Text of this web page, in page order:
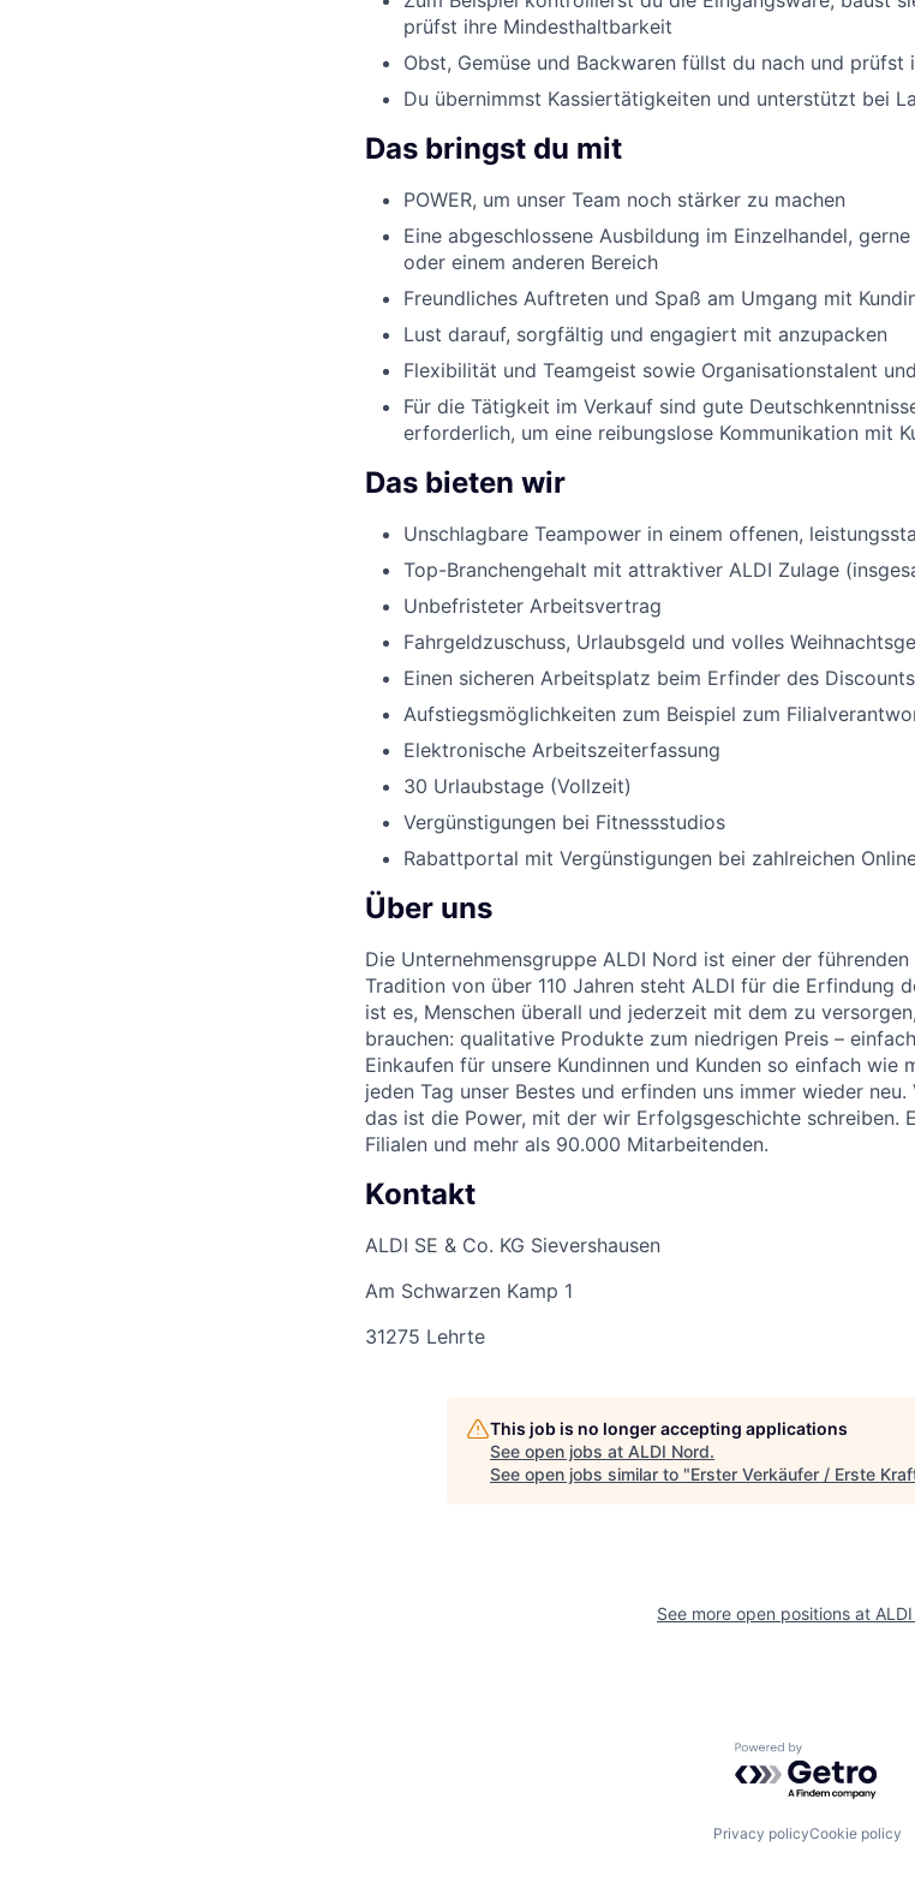
prüfst ihre Mindesthaltbarkeit
Obst, Gemüse und Backwaren füllst du nach und prüfst
Du übernimmst Kassiertätigkeiten und unterstützt bei
Das bringst du mit
POWER, um unser Team noch stärker zu machen
Eine abgeschlossene Ausbildung im Einzelhandel,
oder einem anderen Bereich
Freundliches Auftreten und Spaß am Umgang mit
Lust darauf, sorgfältig und engagiert mit anzupacken
Flexibilität und Teamgeist sowie Organisationstalent
Für die Tätigkeit im Verkauf sind gute
erforderlich, um eine reibungslose Kommunikation mit
Das bieten wir
Unschlagbare Teampower in einem offenen,
Top-Branchengehalt mit attraktiver ALDI Zulage
Unbefristeter Arbeitsvertrag
Fahrgeldzuschuss, Urlaubsgeld und volles
Einen sicheren Arbeitsplatz beim Erfinder des Discounts
Aufstiegsmöglichkeiten zum Beispiel zum
Elektronische Arbeitszeiterfassung
30 Urlaubstage (Vollzeit)
Vergünstigungen bei Fitnessstudios
Rabattportal mit Vergünstigungen bei zahlreichen
Über uns
Die Unternehmensgruppe ALDI Nord ist einer der
Tradition von über 110 Jahren steht ALDI für die Erfindung
ist es, Menschen überall und jederzeit mit dem zu
brauchen: qualitative Produkte zum niedrigen Preis –
Einkaufen für unsere Kundinnen und Kunden so einfach
jeden Tag unser Bestes und erfinden uns immer wieder
das ist die Power, mit der wir Erfolgsgeschichte schreiben.
Filialen und mehr als 90.000 Mitarbeitenden.
Kontakt
ALDI SE & Co. KG Sievershausen
Am Schwarzen Kamp 1
31275 Lehrte
This job is no longer accepting applications
See open jobs at ALDI Nord.
See open jobs similar to "Erster Verkäufer / Erste
See more open positions at
Powered by
Privacy policyCookie policy